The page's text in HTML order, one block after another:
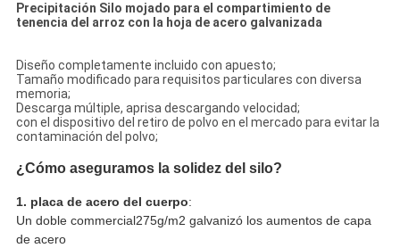
Precipitación Silo mojado para el compartimiento de
tenencia del arroz con la hoja de acero galvanizada
Diseño completamente incluido con apuesto;
Tamaño modificado para requisitos particulares con diversa
memoria;
Descarga múltiple, aprisa descargando velocidad;
con el dispositivo del retiro de polvo en el mercado para evitar la
contaminación del polvo;
¿Cómo aseguramos la solidez del silo?
1. placa de acero del cuerpo:
Un doble commercial275g/m2 galvanizó los aumentos de capa
de acero